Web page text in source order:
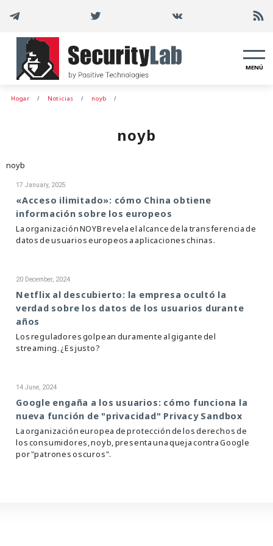
MENÚ
Hogar Noticias noyb
noyb
noyb
17 January, 2025
«Acceso ilimitado»: cómo China obtiene
información sobre los europeos
La organización NOYB revela el alcance de la transferencia de
datos de usuarios europeos a aplicaciones chinas.
20 December, 2024
Netflix al descubierto: la empresa ocultó la
verdad sobre los datos de los usuarios durante
años
Los reguladores golpean duramente al gigante del
streaming. ¿Es justo?
14 June, 2024
Google engaña a los usuarios: cómo funciona la
nueva función de "privacidad" Privacy Sandbox
La organización europea de protección de los derechos de
los consumidores, noyb, presenta una queja contra Google
por "patrones oscuros".